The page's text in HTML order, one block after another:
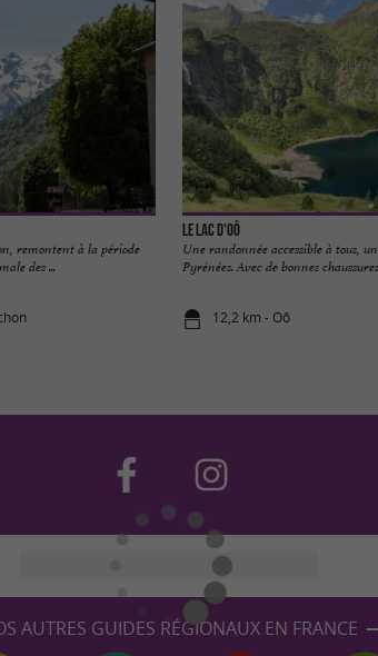
remontent à la période
des ...
Le Lac D'Oô
Une randonnée accessible à tous,
Pyrénées. Avec de bonnes
12,2 km - Oô
AUTRES GUIDES RÉGIONAUX EN FRANCE